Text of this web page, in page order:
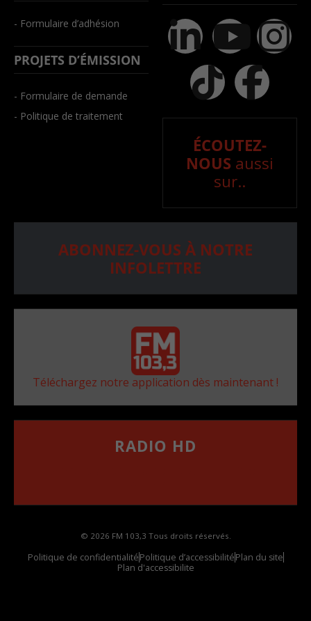
- Formulaire d’adhésion
PROJETS D’ÉMISSION
- Formulaire de demande
- Politique de traitement
ÉCOUTEZ-
NOUS aussi
sur..
ABONNEZ-VOUS À NOTRE
INFOLETTRE
Téléchargez notre application dès maintenant !
RADIO HD
© 2026 FM 103,3 Tous droits réservés.
Politique de confidentialitéPolitique d’accessibilitéPlan du site
Plan d'accessibilite